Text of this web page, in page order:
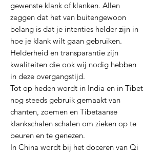
gewenste klank of klanken. Allen
zeggen dat het van buitengewoon
belang is dat je intenties helder zijn in
hoe je klank wilt gaan gebruiken.
Helderheid en transparantie zijn
kwaliteiten die ook wij nodig hebben
in deze overgangstijd.
Tot op heden wordt in India en in Tibet
nog steeds gebruik gemaakt van
chanten, zoemen en Tibetaanse
klankschalen schalen om zieken op te
beuren en te genezen.
In China wordt bij het doceren van Qi